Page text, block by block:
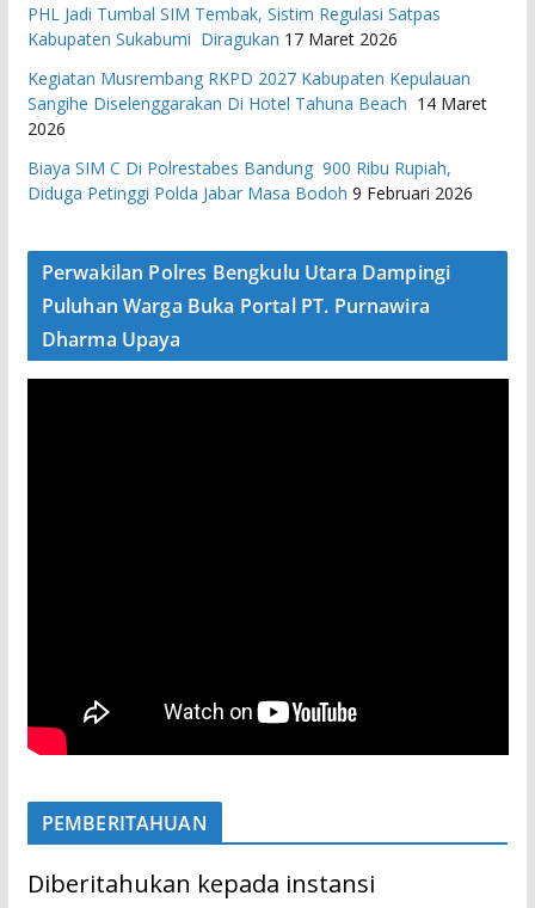
PHL Jadi Tumbal SIM Tembak, Sistim Regulasi Satpas
Kabupaten Sukabumi Diragukan 17 Maret 2026
Kegiatan Musrembang RKPD 2027 ​Kabupaten Kepulauan
Sangihe Diselenggarakan Di Hotel Tahuna Beach 14 Maret
2026
Biaya SIM C Di Polrestabes Bandung 900 Ribu Rupiah,
Diduga Petinggi Polda Jabar Masa Bodoh 9 Februari 2026
Perwakilan Polres Bengkulu Utara Dampingi
Puluhan Warga Buka Portal PT. Purnawira
Dharma Upaya
PEMBERITAHUAN
Diberitahukan kepada instansi